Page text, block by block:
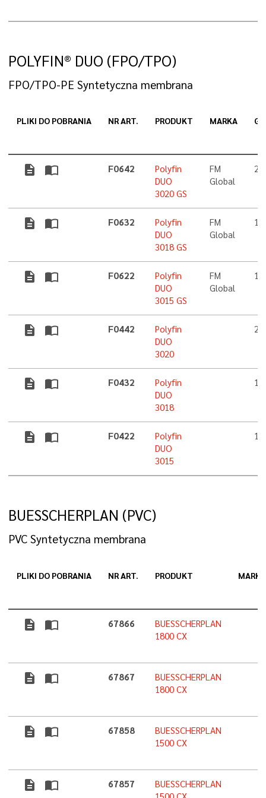
POLYFIN® DUO (FPO/TPO)
FPO/TPO-PE Syntetyczna membrana
PLIKI DO POBRANIA NR ART. PRODUKT MARKA
description import_contacts F0642
Polyfin
DUO
3020 GS
FM
Global
description import_contacts F0632
Polyfin
DUO
3018 GS
FM
Global
description import_contacts F0622
Polyfin
DUO
3015 GS
FM
Global
description import_contacts F0442
Polyfin
DUO
3020
description import_contacts F0432
Polyfin
DUO
3018
description import_contacts F0422
Polyfin
DUO
3015
BUESSCHERPLAN (PVC)
PVC Syntetyczna membrana
PLIKI DO POBRANIA NR ART. PRODUKT MARKA
description import_contacts 67866
BUESSCHERPLAN
1800 CX
description import_contacts 67867
BUESSCHERPLAN
1800 CX
description import_contacts 67858
BUESSCHERPLAN
1500 CX
description import_contacts 67857
BUESSCHERPLAN